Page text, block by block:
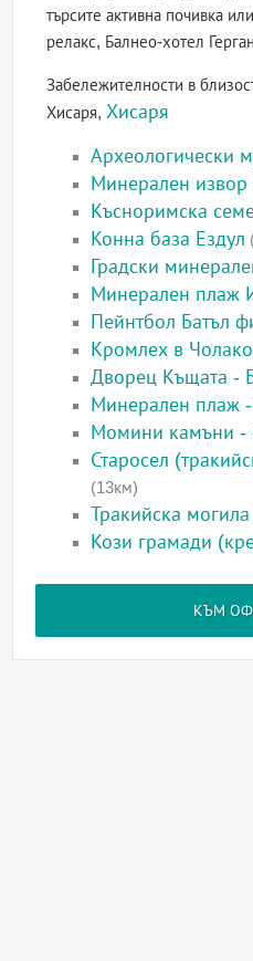
търсите активна почивка
релакс, Балнео-хотел
Забележителности в
Хисаря, Хисаря
Археологически
Минерален
Късноримска
Конна база Ездул
Градски
Минерален плаж
Пейнтбол Батъл
Кромлех в
Дворец Къщата -
Минерален плаж
Момини камъни -
Старосел
(13км)
Тракийска
Кози грамади
КЪМ